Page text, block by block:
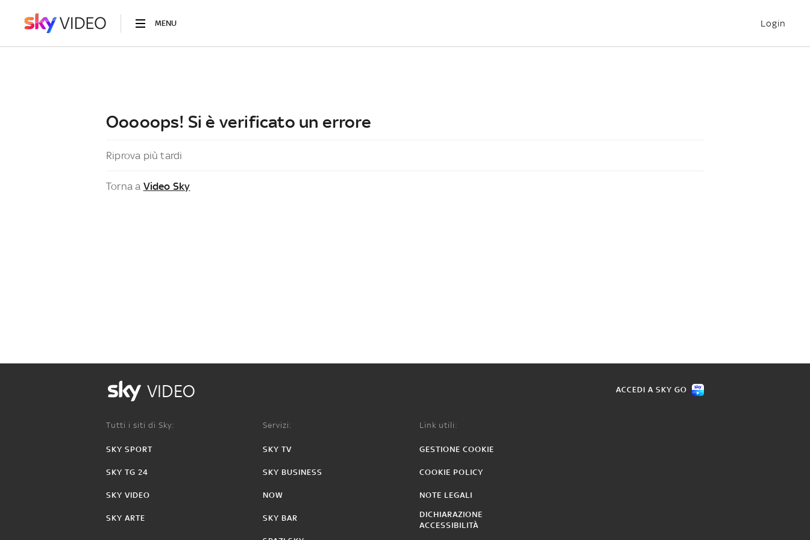
MENU Login
Ooooops! Si è verificato un errore
Riprova più tardi
Torna a Video Sky
VIDEO ACCEDI A SKY GO
Tutti i siti di Sky:
SKY SPORT
SKY TG 24
SKY VIDEO
SKY ARTE
Servizi:
SKY TV
SKY BUSINESS
NOW
SKY BAR
Link utili:
GESTIONE COOKIE
COOKIE POLICY
NOTE LEGALI
DICHIARAZIONE
ACCESSIBILITÀ